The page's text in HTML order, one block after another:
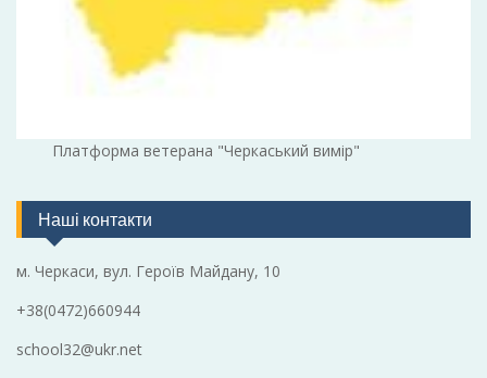
Платформа ветерана "Черкаський вимір"
Наші контакти
м. Черкаси, вул. Героїв Майдану, 10
+38(0472)660944
school32@ukr.net